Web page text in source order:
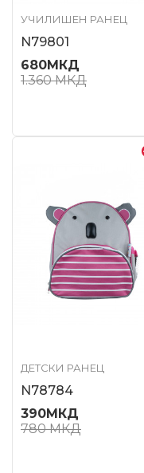
УЧИЛИШЕН РАНЕЦ
N79801
680МКД
1.360МКД
ДЕТСКИ РАНЕЦ
N78784
390МКД
780МКД